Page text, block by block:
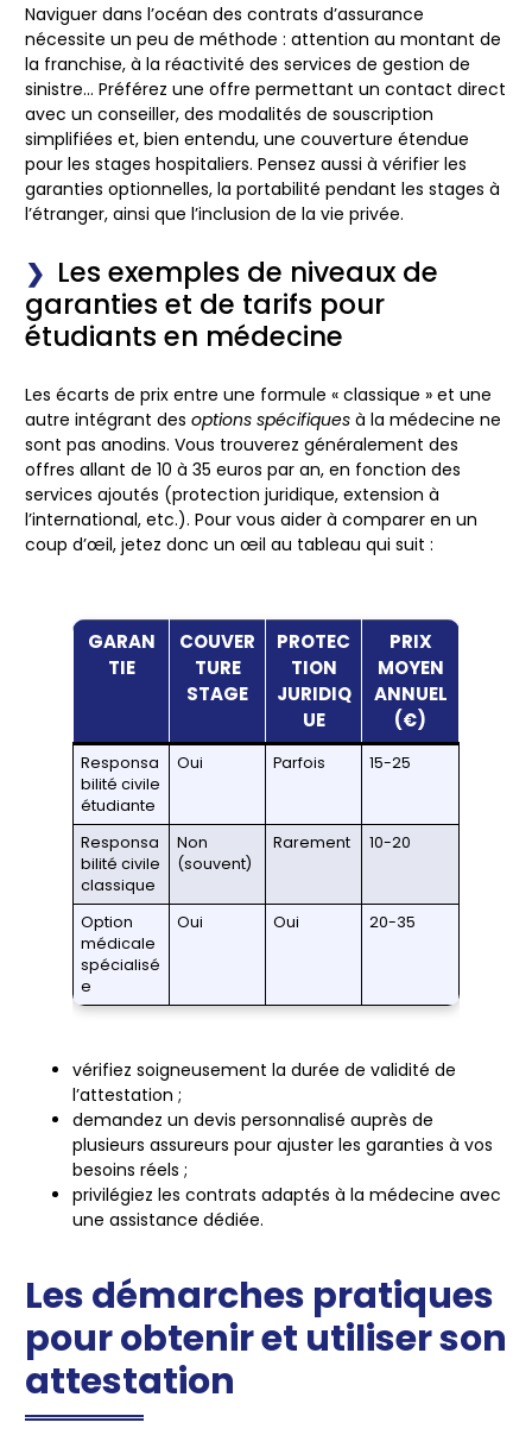
Naviguer dans l’océan des contrats d’assurance
nécessite un peu de méthode : attention au montant de
la franchise, à la réactivité des services de gestion de
sinistre… Préférez une offre permettant un contact direct
avec un conseiller, des modalités de souscription
simplifiées et, bien entendu, une couverture étendue
pour les stages hospitaliers. Pensez aussi à vérifier les
garanties optionnelles, la portabilité pendant les stages à
l’étranger, ainsi que l’inclusion de la vie privée.
Les exemples de niveaux de
garanties et de tarifs pour
étudiants en médecine
Les écarts de prix entre une formule « classique » et une
autre intégrant des options spécifiques à la médecine ne
sont pas anodins. Vous trouverez généralement des
offres allant de 10 à 35 euros par an, en fonction des
services ajoutés (protection juridique, extension à
l’international, etc.). Pour vous aider à comparer en un
coup d’œil, jetez donc un œil au tableau qui suit :
GARAN
TIE
COUVER
TURE
STAGE
PROTEC
TION
JURIDIQ
UE
PRIX
MOYEN
ANNUEL
(€)
Responsa
bilité civile
étudiante
Oui Parfois 15-25
Responsa
bilité civile
classique
Non
(souvent)
Rarement 10-20
Option
médicale
spécialisé
e
Oui Oui 20-35
vérifiez soigneusement la durée de validité de
l’attestation ;
demandez un devis personnalisé auprès de
plusieurs assureurs pour ajuster les garanties à vos
besoins réels ;
privilégiez les contrats adaptés à la médecine avec
une assistance dédiée.
Les démarches pratiques
pour obtenir et utiliser son
attestation